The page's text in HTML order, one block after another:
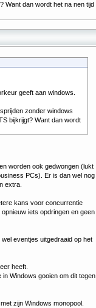
Want dan wordt het na nen tijd
geeft aan windows.
zonder windows
bijkrijgt? Want dan wordt
worden ook gedwongen (lukt
PCs). Er is dan wel nog
extra.
kans voor concurrentie
iets opdringen en geen
eventjes uitgedraaid op het
heeft.
Windows gooien om dit tegen
zijn Windows monopool.